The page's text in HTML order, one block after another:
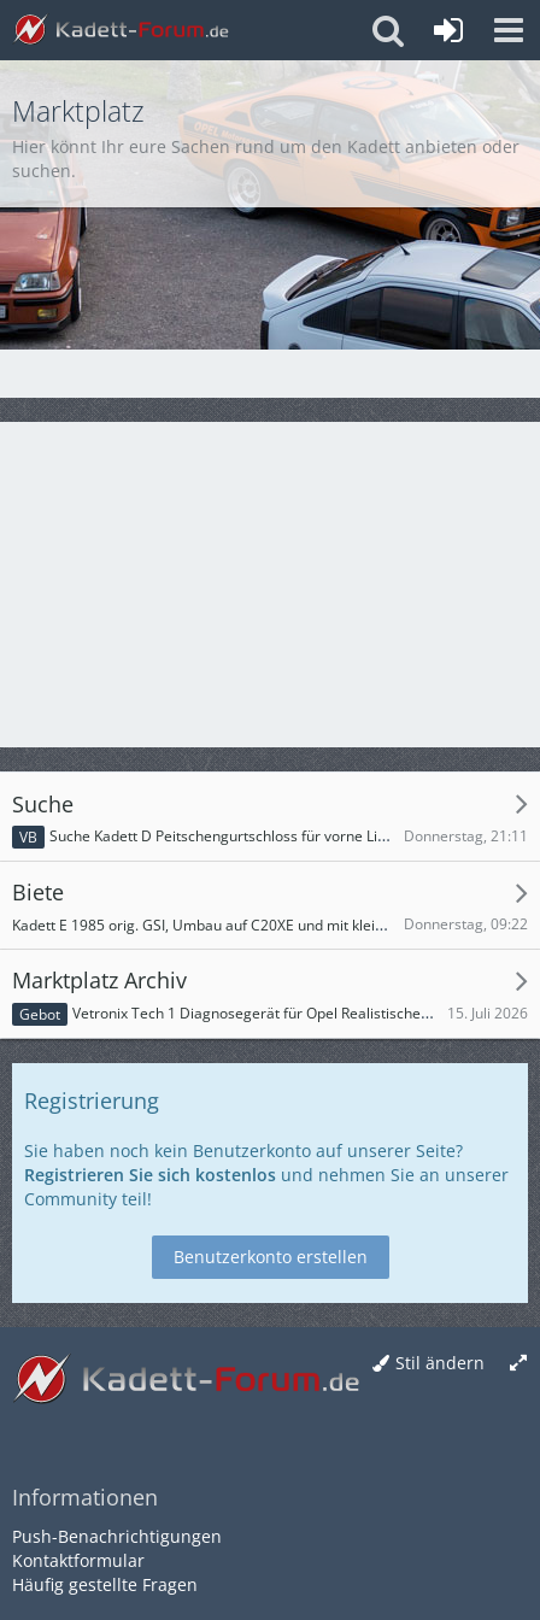
Marktplatz
Hier könnt Ihr eure Sachen rund um den Kadett anbieten oder
suchen.
Suche
VB Suche Kadett D Peitschengurtschloss für vorne Links Donnerstag, 21:11
Biete
Kadett E 1985 orig. GSI, Umbau auf C20XE und mit kleinen Mattig Verbreiterungen Donnerstag, 09:22
Marktplatz Archiv
Gebot Vetronix Tech 1 Diagnosegerät für Opel Realistischer Preisvorschlag 15. Juli 2026
Registrierung
Sie haben noch kein Benutzerkonto auf unserer Seite?
Registrieren Sie sich kostenlos und nehmen Sie an unserer
Community teil!
Benutzerkonto erstellen
Stil ändern
Informationen
Push-Benachrichtigungen
Kontaktformular
Häufig gestellte Fragen